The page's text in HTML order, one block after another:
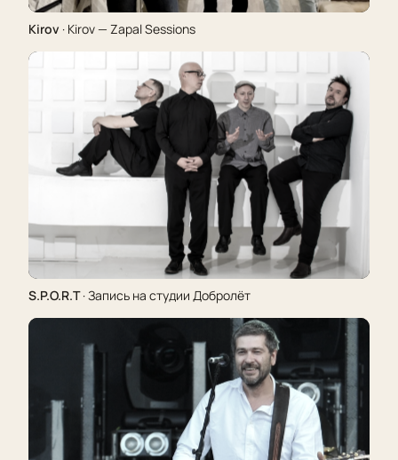
Kirov · Kirov — Zapal Sessions
S.P.O.R.T· Запись на студии Добролёт